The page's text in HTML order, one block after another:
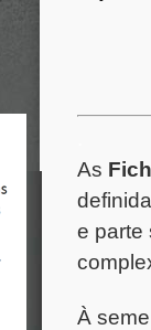
As
e parte
À